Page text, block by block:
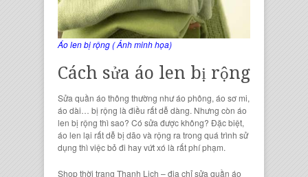
Áo len bị rộng ( Ảnh minh họa)
Cách sửa áo len bị rộng
Sửa quần áo thông thường nhưáo phông, áo sơ mi,
áo dài… bị rộng là điều rất dễ dàng. Nhưng còn áo
len bị rộng thì sao? Có sửa được không? Đặc biệt,
áo len lại rất dễ bị dão và rộng ra trong quá trình sử
dụng thì việc bỏ đi hay vứt xó là rất phí phạm.
Shop thời trang Thanh Lịch –địa chỉ sửa quần áo